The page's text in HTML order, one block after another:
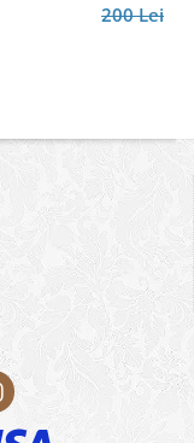
200 Lei